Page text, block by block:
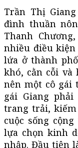
Trần Thị
đình thuần
Thanh
nhiều điều kiện
lứa ở thành
khó, cằn cỗi và
nên một cô gái
gái Giang
trang trải, kiếm
cuộc sống
lựa chọn kinh
nhập. Đầu tiên